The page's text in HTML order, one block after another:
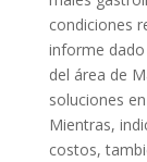
condiciones
informe
del área de
soluciones
Mientras,
costos,